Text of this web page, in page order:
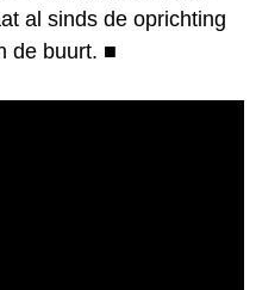
al sinds de oprichting
de buurt. ■